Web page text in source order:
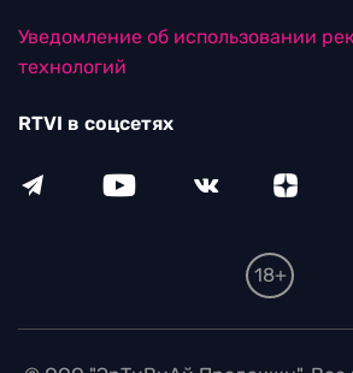
Уведомление об использовании
технологий
RTVI в соцсетях
18+